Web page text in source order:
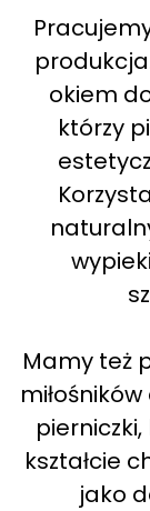
okiem
którzy
Mamy też
kształcie
jako